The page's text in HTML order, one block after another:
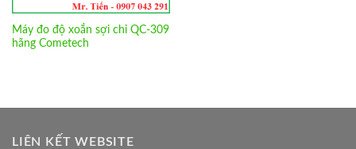
Máy đo độ xoắn sợi chỉ QC-309
hãng Cometech
LIÊN KẾT WEBSITE